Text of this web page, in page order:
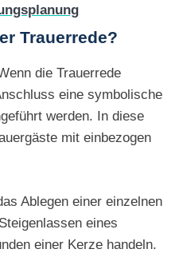
Trauerrede?
die Trauerrede
eine symbolische
werden. In diese
mit einbezogen
Ablegen einer einzelnen
eines
einer Kerze handeln.